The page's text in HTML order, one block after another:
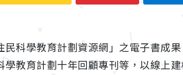
科學教育計劃資源網」之電子書成
教育計劃十年回顧專刊等，以線上